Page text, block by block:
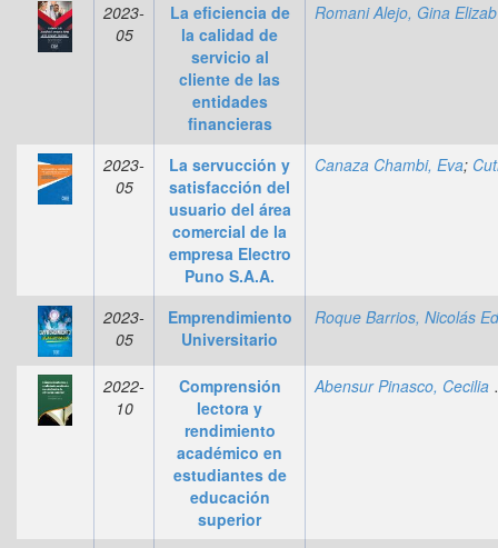
2023-
05
La eficiencia de
la calidad de
servicio al
cliente de las
entidades
financieras
2023-
05
La servucción y
satisfacción del
usuario del área
comercial de la
empresa Electro
Puno S.A.A.
Canaza Chambi, Eva; Cutipa Limache, Alberto
2023-
05
Emprendimiento
Universitario
2022-
10
Comprensión
lectora y
rendimiento
académico en
estudiantes de
educación
superior